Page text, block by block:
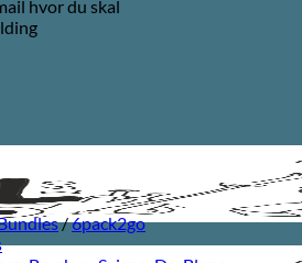
hvor du skal
/6pack2go